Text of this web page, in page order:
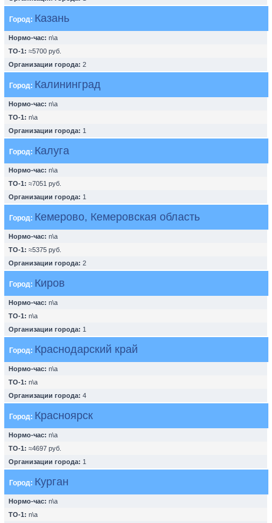
Город: Казань
Нормо-час: n\a
ТО-1: ≈5700 руб.
Организации города: 2
Город: Калининград
Нормо-час: n\a
ТО-1: n\a
Организации города: 1
Город: Калуга
Нормо-час: n\a
ТО-1: ≈7051 руб.
Организации города: 1
Город: Кемерово, Кемеровская область
Нормо-час: n\a
ТО-1: ≈5375 руб.
Организации города: 2
Город: Киров
Нормо-час: n\a
ТО-1: n\a
Организации города: 1
Город: Краснодарский край
Нормо-час: n\a
ТО-1: n\a
Организации города: 4
Город: Красноярск
Нормо-час: n\a
ТО-1: ≈4697 руб.
Организации города: 1
Город: Курган
Нормо-час: n\a
ТО-1: n\a